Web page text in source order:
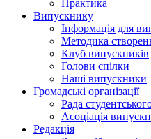
Практика
Випускнику
Інформація для
Методика
Клуб випускників
Голови спілки
Наші випускники
Громадські організації
Рада
Асоціація
Редакція